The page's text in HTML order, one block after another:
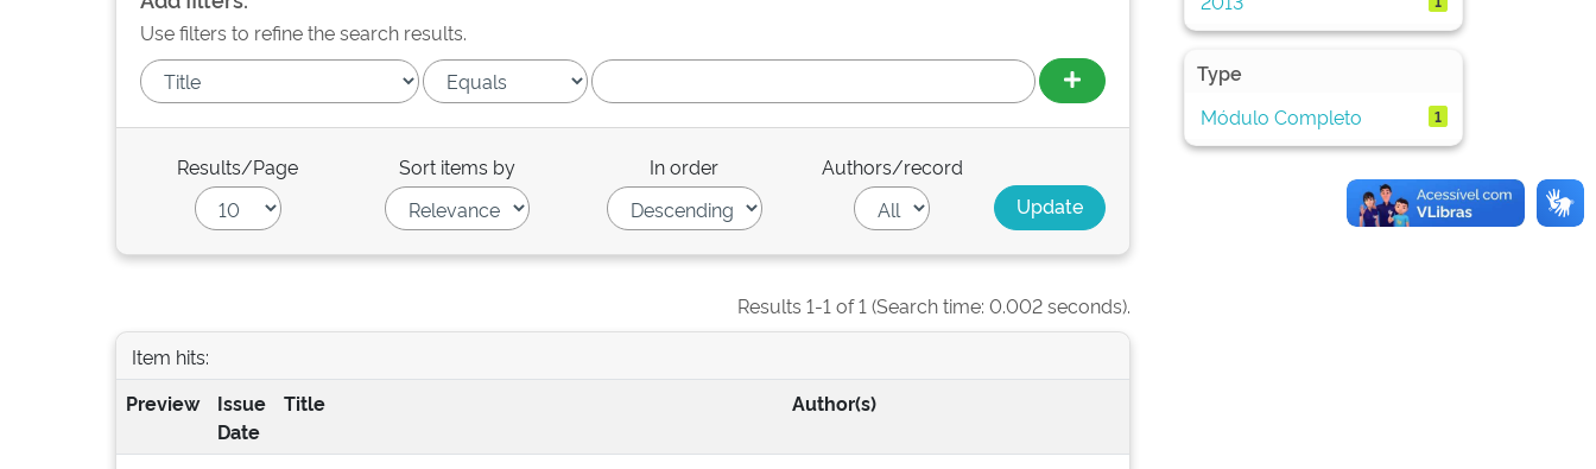
Use filters to refine the search results.
Results/Page Sort items by In order Authors/record
Results 1-1 of 1 (Search time: 0.002 seconds).
Item hits:
Preview
Issue
Date
Title Author(s)
Type
Módulo Completo
1